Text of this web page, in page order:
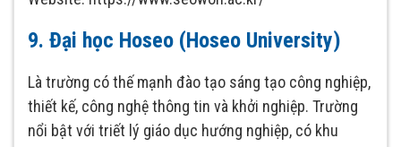
9. Đại học Hoseo (Hoseo University)
Là trường có thế mạnh đào tạo sáng tạo công nghiệp,
thiết kế, công nghệ thông tin và khởi nghiệp. Trường
nổi bật với triết lý giáo dục hướng nghiệp, có khu